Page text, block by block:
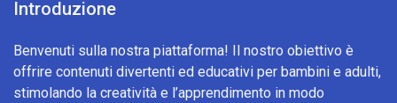
Introduzione
Benvenuti sulla nostra piattaforma! Il nostro obiettivo è
offrire contenuti divertenti ed educativi per bambini e adulti,
stimolando la creatività e l’apprendimento in modo